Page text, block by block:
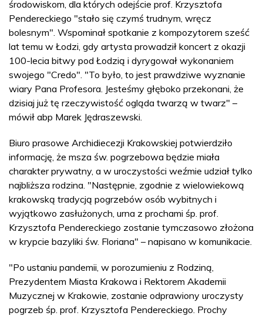
środowiskom, dla których odejście prof. Krzysztofa
Pendereckiego "stało się czymś trudnym, wręcz
bolesnym". Wspominał spotkanie z kompozytorem sześć
lat temu w Łodzi, gdy artysta prowadził koncert z okazji
100-lecia bitwy pod Łodzią i dyrygował wykonaniem
swojego "Credo". "To było, to jest prawdziwe wyznanie
wiary Pana Profesora. Jesteśmy głęboko przekonani, że
dzisiaj już tę rzeczywistość ogląda twarzą w twarz" –
mówił abp Marek Jędraszewski.
Biuro prasowe Archidiecezji Krakowskiej potwierdziło
informację, że msza św. pogrzebowa będzie miała
charakter prywatny, a w uroczystości weźmie udział tylko
najbliższa rodzina. "Następnie, zgodnie z wielowiekową
krakowską tradycją pogrzebów osób wybitnych i
wyjątkowo zasłużonych, urna z prochami śp. prof.
Krzysztofa Pendereckiego zostanie tymczasowo złożona
w krypcie bazyliki św. Floriana" – napisano w komunikacie.
"Po ustaniu pandemii, w porozumieniu z Rodziną,
Prezydentem Miasta Krakowa i Rektorem Akademii
Muzycznej w Krakowie, zostanie odprawiony uroczysty
pogrzeb śp. prof. Krzysztofa Pendereckiego. Prochy